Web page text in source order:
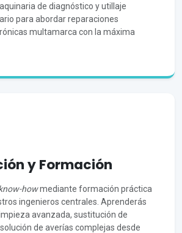
de diagnóstico y utillaje
para abordar reparaciones
multamarca con la máxima
y Formación
howmediante formación práctica
ingenieros centrales. Aprenderás
avanzada, sustitución de
de averías complejas desde